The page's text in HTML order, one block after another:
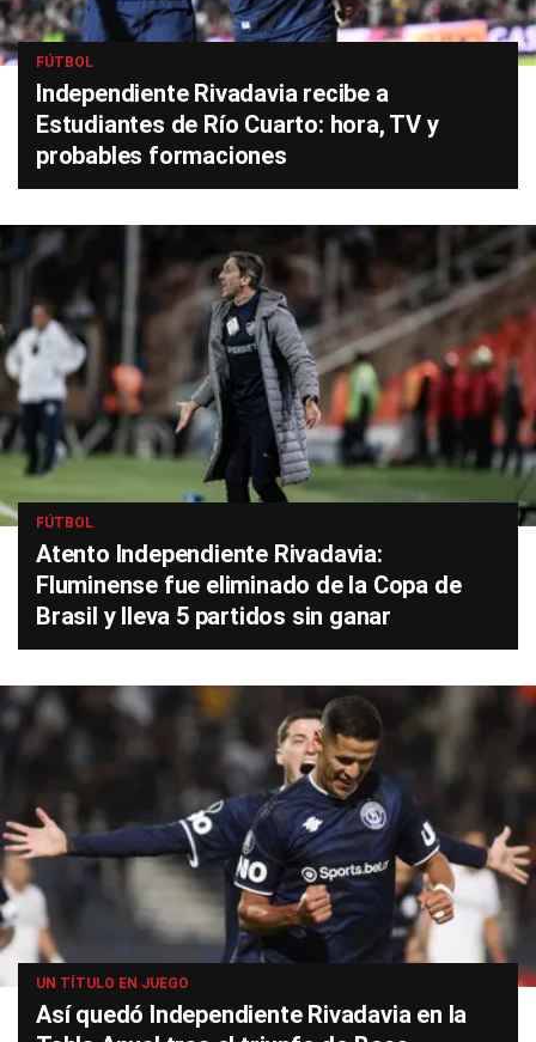
FÚTBOL
Independiente Rivadavia recibe a
Estudiantes de Río Cuarto: hora, TV y
probables formaciones
FÚTBOL
Atento Independiente Rivadavia:
Fluminense fue eliminado de la Copa de
Brasil y lleva 5 partidos sin ganar
UN TÍTULO EN JUEGO
Así quedó Independiente Rivadavia en la